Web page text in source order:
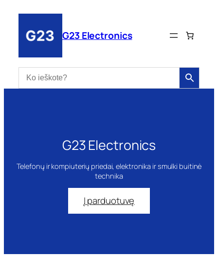
turinio
G23 Electronics
G23 Electronics
Telefonų ir kompiuterių priedai, elektronika ir smulki buitinė
technika
Į parduotuvę